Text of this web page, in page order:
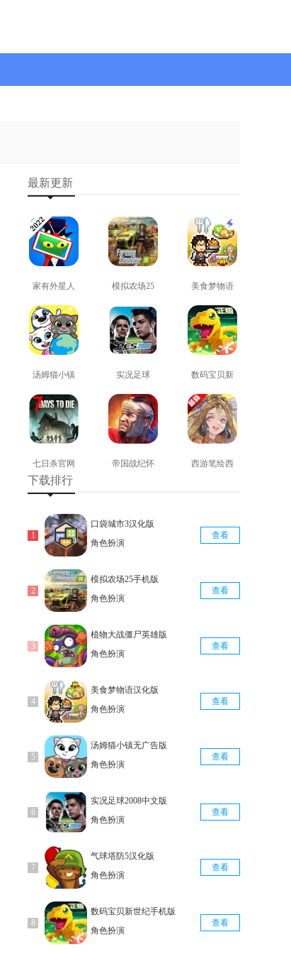
最新更新
家有外星人
免费版
查看
模拟农场25
免费版
查看
美食梦物语
正版
查看
汤姆猫小镇
免费版
查看
实况足球
2008安卓版
查看
数码宝贝新
世纪免费版
查看
七日杀官网
版
查看
帝国战纪怀
西游笔绘西
下载排行
口袋城市3汉化版
角色扮演
查看
模拟农场25手机版
角色扮演
查看
植物大战僵尸英雄版
角色扮演
查看
美食梦物语汉化版
角色扮演
查看
汤姆猫小镇无广告版
角色扮演
查看
实况足球2008中文版
角色扮演
查看
气球塔防5汉化版
角色扮演
查看
数码宝贝新世纪手机版
角色扮演
查看